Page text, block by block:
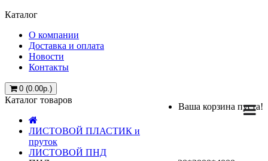
Каталог
О компании
Доставка и оплата
Новости
Контакты
0 (0.00р.)
Ваша корзина пуста!
Каталог товаров
ЛИСТОВОЙ ПЛАСТИК и
пруток
ЛИСТОВОЙ ПНД